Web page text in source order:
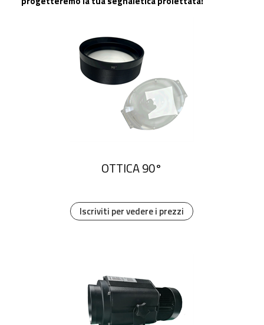
Iscriviti per vedere i prezzi
OTTICA 90°